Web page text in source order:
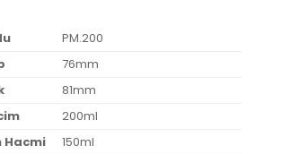
PM.200
76mm
81mm
200ml
Hacmi
150ml